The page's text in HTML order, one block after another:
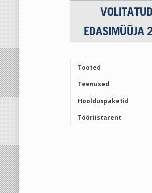
Tooted
Teenused
Hoolduspaketid
Tööriistarent